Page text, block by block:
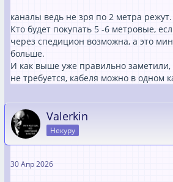
Можно ещё канал для клима анлаге
beständig" и дорого помоему 25€ за
каналы ведь не зря по 2 метра режут.
Кто будет покупать 5 -6 метровые,
через спедицион возможна, а это
больше.
И как выше уже правильно заметили,
не требуется, кабеля можно в одном
Valerkin
Некуру
30 Апр 2026